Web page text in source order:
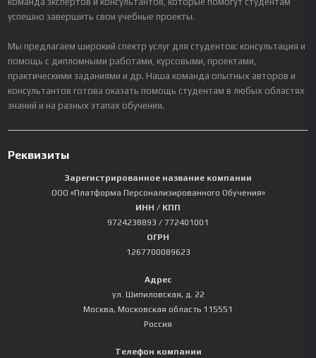
успешно завершить свои учебные проекты.
Мы предлагаем широкий спектр услуг для студентов: консультация и
помощь с дипломными работами, курсовыми, проектами,
практическими заданиями и др. Наша команда опытных авторов и
консультантов готова оказать помощь студентам в любых областях
знаний и на разных этапах обучения.
Реквизиты
Зарегистрированное название компании
ООО «Платформа Персонализированного Обучения»
ИНН / КПП
9724238893 / 772401001
ОГРН
1267700089623
Адрес
ул. Шипиловская, д. 22
Москва, Московская область 115551
Россия
Телефон компании